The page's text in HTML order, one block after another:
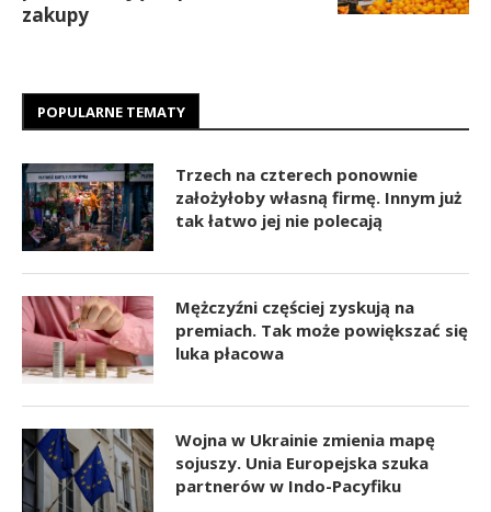
zakupy
POPULARNE TEMATY
Trzech na czterech ponownie
założyłoby własną firmę. Innym już
tak łatwo jej nie polecają
Mężczyźni częściej zyskują na
premiach. Tak może powiększać się
luka płacowa
Wojna w Ukrainie zmienia mapę
sojuszy. Unia Europejska szuka
partnerów w Indo-Pacyfiku